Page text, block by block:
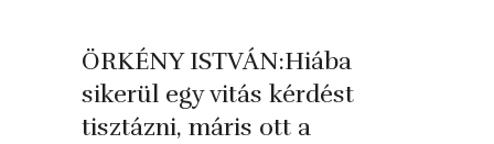
ÖRKÉNY ISTVÁN:Hiába
sikerül egy vitás kérdést
tisztázni, máris ott a